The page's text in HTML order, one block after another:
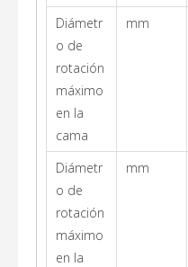
Diámetr
o de
rotación
máximo
en la
cama
mm
Diámetr
o de
rotación
máximo
en la
mm